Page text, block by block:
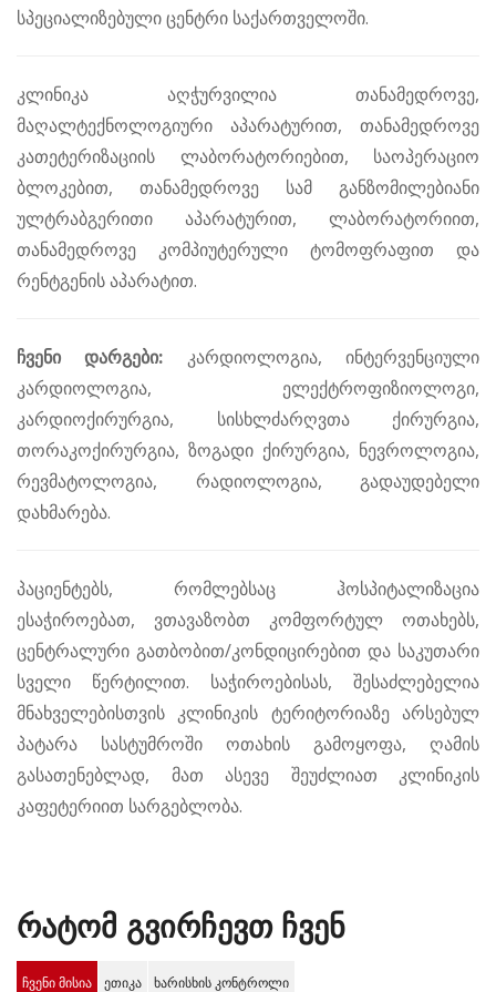
სპეციალიზებული ცენტრი საქართველოში.
კლინიკა აღჭურვილია თანამედროვე,
მაღალტექნოლოგიური აპარატურით, თანამედროვე
კათეტერიზაციის ლაბორატორიებით, საოპერაციო
ბლოკებით, თანამედროვე სამ განზომილებიანი
ულტრაბგერითი აპარატურით, ლაბორატორიით,
თანამედროვე კომპიუტერული ტომოფრაფით და
რენტგენის აპარატით.
ჩვენი დარგები: კარდიოლოგია, ინტერვენციული
კარდიოლოგია, ელექტროფიზიოლოგი,
კარდიოქირურგია, სისხლძარღვთა ქირურგია,
თორაკოქირურგია, ზოგადი ქირურგია, ნევროლოგია,
რევმატოლოგია, რადიოლოგია, გადაუდებელი
დახმარება.
პაციენტებს, რომლებსაც ჰოსპიტალიზაცია
ესაჭიროებათ, ვთავაზობთ კომფორტულ ოთახებს,
ცენტრალური გათბობით/კონდიცირებით და საკუთარი
სველი წერტილით. საჭიროებისას, შესაძლებელია
მნახველებისთვის კლინიკის ტერიტორიაზე არსებულ
პატარა სასტუმროში ოთახის გამოყოფა, ღამის
გასათენებლად, მათ ასევე შეუძლიათ კლინიკის
კაფეტერიით სარგებლობა.
ᲠᲐᲢᲝᲛ ᲒᲕᲘᲠᲩᲔᲕᲗ ᲩᲕᲔᲜ
ჩვენი მისია ეთიკა ხარისხის კონტროლი